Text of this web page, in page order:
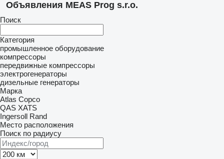
Объявления MEAS Prog s.r.o.
Поиск
Категория
промышленное оборудование
компрессоры
передвижные компрессоры
электрогенераторы
дизельные генераторы
Марка
Atlas Copco
QAS XATS
Ingersoll Rand
Место расположения
Поиск по радиусу